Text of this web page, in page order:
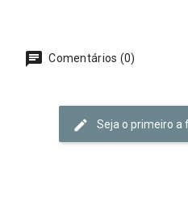
Comentários (0)
Seja o primeiro a